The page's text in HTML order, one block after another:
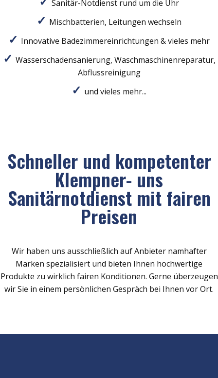
Sanitär-Notdienst rund um die Uhr
Mischbatterien, Leitungen wechseln
Innovative Badezimmereinrichtungen & vieles mehr
Wasserschadensanierung, Waschmaschinenreparatur,
Abflussreinigung
und vieles mehr...
Schneller und kompetenter
Klempner- uns
Sanitärnotdienst mit fairen
Preisen
Wir haben uns ausschließlich auf Anbieter namhafter
Marken spezialisiert und bieten Ihnen hochwertige
Produkte zu wirklich fairen Konditionen. Gerne überzeugen
wir Sie in einem persönlichen Gespräch bei Ihnen vor Ort.